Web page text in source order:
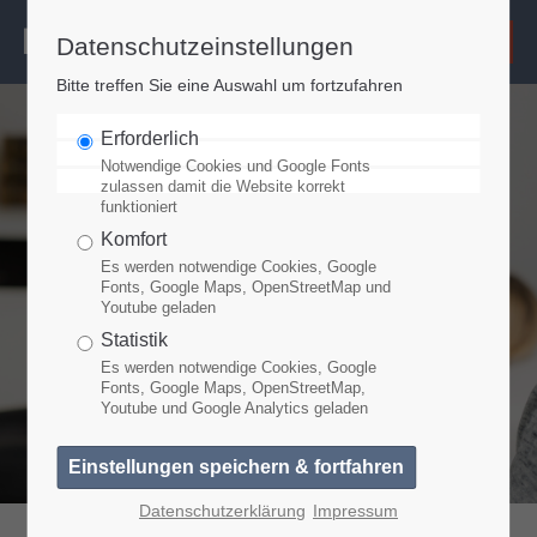
Login
Passwort
Anmelden
Register|Lost your password?
Support
Lorem ipsum dolor sit amet:
Datenschutzeinstellungen
Bitte treffen Sie eine Auswahl um fortzufahren
Erforderlich
Notwendige Cookies und Google Fonts
zulassen damit die Website korrekt
funktioniert
Komfort
Es werden notwendige Cookies, Google
Fonts, Google Maps, OpenStreetMap und
Youtube geladen
Statistik
Es werden notwendige Cookies, Google
Fonts, Google Maps, OpenStreetMap,
Youtube und Google Analytics geladen
Datenschutzerklärung Impressum